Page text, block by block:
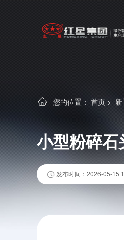
您的位置： 首页>
小型粉碎
发布时间：2026-05-15